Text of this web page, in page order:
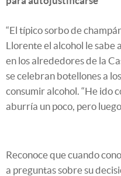
“El típico sorbo de
Llorente el alcohol le sabe
en los alrededores de la
se celebran botellones a
consumir alcohol. “He ido
aburría un poco, pero
Reconoce que cuando
a preguntas sobre su